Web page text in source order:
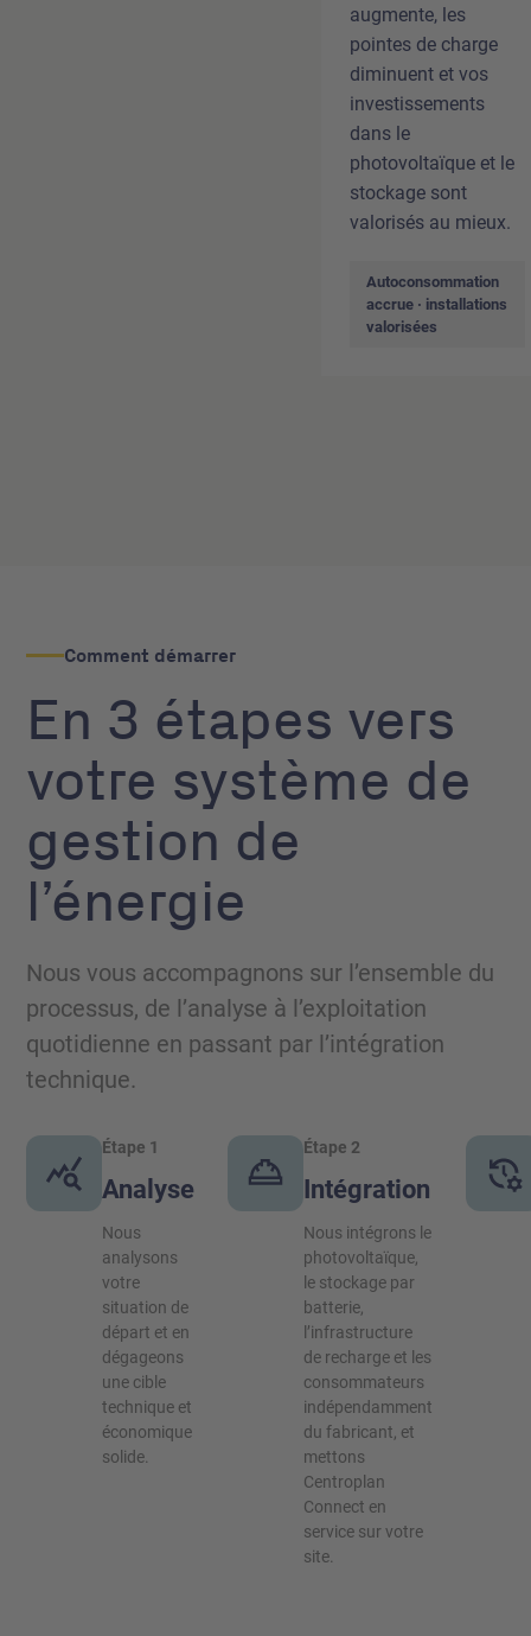
augmente, les
pointes de charge
diminuent et vos
investissements
dans le
photovoltaïque et le
stockage sont
valorisés au mieux.
Autoconsommation
accrue · installations
valorisées
Comment démarrer
En 3 étapes vers
votre système de
gestion de
l’énergie
Nous vous accompagnons sur l’ensemble du
processus, de l’analyse à l’exploitation
quotidienne en passant par l’intégration
technique.
Étape 1
Analyse
Nous
analysons
votre
situation de
départ et en
dégageons
une cible
technique et
économique
solide.
Étape 2
Intégration
Nous intégrons le
photovoltaïque,
le stockage par
batterie,
l’infrastructure
de recharge et les
consommateurs
indépendamment
du fabricant, et
mettons
Centroplan
Connect en
service sur votre
site.